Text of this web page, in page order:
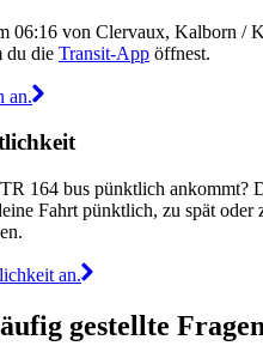
06:16 von Clervaux, Kalborn /
du die Transit-App öffnest.
an.
164 bus pünktlich ankommt?
Fahrt pünktlich, zu spät
an.
gestellte Fragen